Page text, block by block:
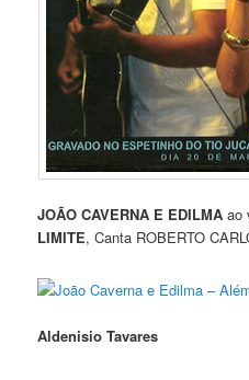
JOÃO CAVERNA E EDILMA ao
LIMITE, Canta ROBERTO
João Caverna e Edilma –
Aldenisio Tavares